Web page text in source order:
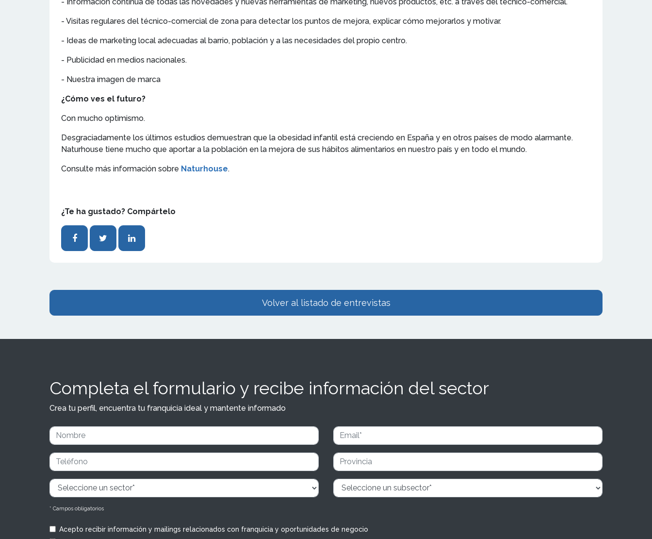
- Visitas regulares del técnico-comercial de zona para detectar los puntos de mejora, explicar cómo mejorarlos y motivar.
- Ideas de marketing local adecuadas al barrio, población y a las necesidades del propio centro.
- Publicidad en medios nacionales.
- Nuestra imagen de marca
¿Cómo ves el futuro?
Con mucho optimismo.
Desgraciadamente los últimos estudios demuestran que la obesidad infantil está creciendo en España y en otros países de modo alarmante.
Naturhouse tiene mucho que aportar a la población en la mejora de sus hábitos alimentarios en nuestro país y en todo el mundo.
Consulte más información sobre Naturhouse.
¿Te ha gustado? Compártelo
Volver al listado de entrevistas
Completa el formulario y recibe información del sector
Crea tu perfil, encuentra tu franquicia ideal y mantente informado
* Campos obligatorios
Acepto recibir información y mailings relacionados con franquicia y oportunidades de negocio